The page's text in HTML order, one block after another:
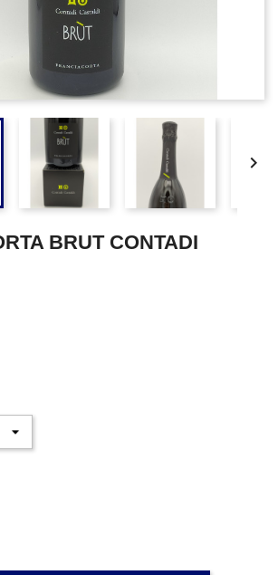

BRUT CONTADI